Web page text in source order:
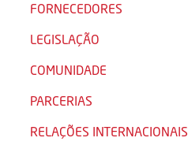
FORNECEDORES
LEGISLAÇÃO
COMUNIDADE
PARCERIAS
RELAÇÕES INTERNACIONAIS